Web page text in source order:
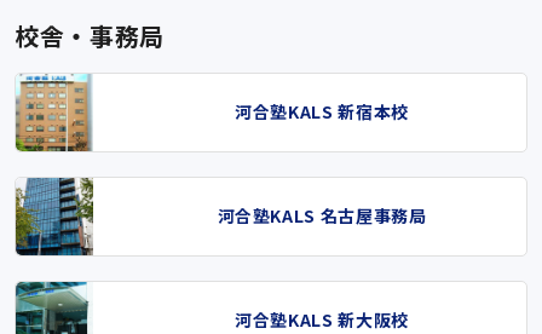
校舎・事務局
河合塾KALS 新宿本校
河合塾KALS 名古屋事務局
河合塾KALS 新大阪校